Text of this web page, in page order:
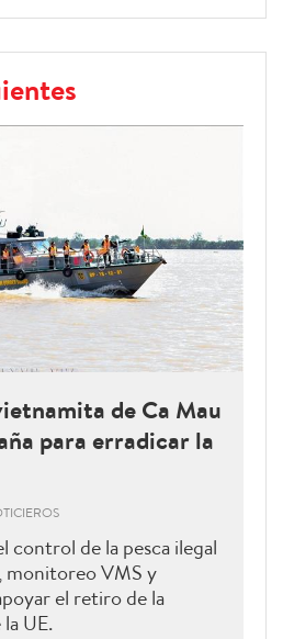
de Ca Mau
para erradicar la
control de la pesca ilegal
monitoreo VMS y
el retiro de la
UE.